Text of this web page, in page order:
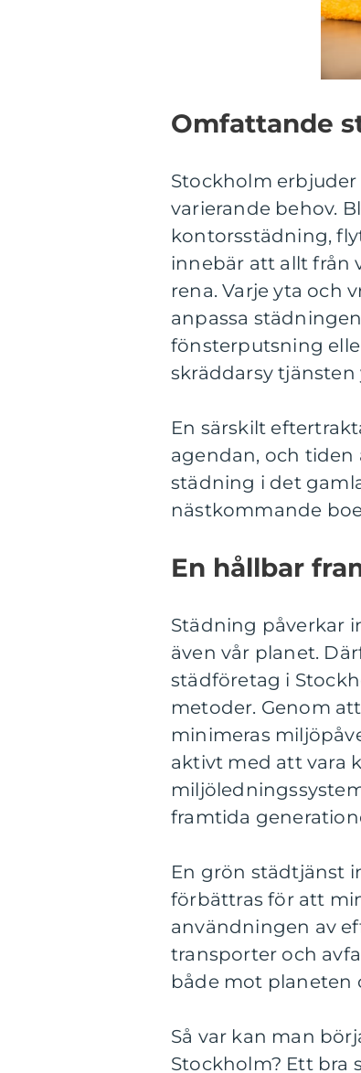
Omfattande
Stockholm
varierande behov.
kontorsstädning,
innebär att allt från
rena. Varje yta och
anpassa
fönsterputsning
skräddarsy tjänsten
En särskilt
agendan, och tiden
städning i det
nästkommande
En hållbar
Städning påverkar
även vår planet.
städföretag i
metoder. Genom
minimeras
aktivt med att vara
framtida
En grön städtjänst
förbättras för att
användningen av
transporter och
både mot planeten
Så var kan man
Stockholm? Ett bra